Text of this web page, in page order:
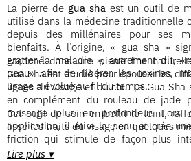
La pierre de gua sha est un outil de
utilisé dans la médecine traditionnelle
depuis des millénaires pour ses
bienfaits. À l’origine, « gua sha »
gratter la maladie », autrement dit,
peau» afin de libérer les toxines,
usage a évolué au fil du temps.
Façonné dans une pierre fine
Gua Sha est étudié pour épouser les
lignes du visage et du cou. Le Gua Sha
en complément du rouleau de jade
massage plus en profondeur. Lors
application, il étire la peau et crée
friction qui stimule de façon plus
circulation sanguine et le
Cet outil de soin embellit le teint,
lisse les traits du visage en quelques
Lire plus ▾